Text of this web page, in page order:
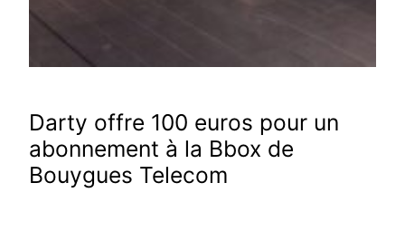
Darty offre 100 euros pour un
abonnement à la Bbox de
Bouygues Telecom